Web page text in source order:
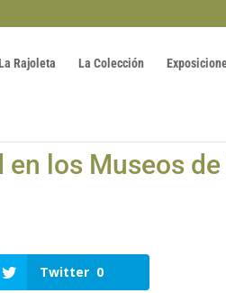
Rajoleta La Colección
en los Museos
Twitter 0